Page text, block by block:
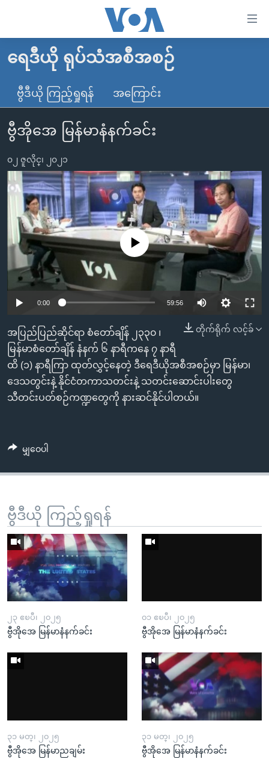
လွယ်ကူ
သည့်
Link
များ
ပင်မ
အကြောင်းအရာ
သို့
ကြည့်
ရန်
အ
ညွန်း
စာမျက်နှာ
ကျော်
ကြည့်
ရန်
ရှာဖွေ
ရန်
ကျော်
မူလစာမျက်နှာ
မြန်မာ
ကမ္ဘာ့သတင်းများ
နိုင်ငံတကာ
တရုတ်
အစ္စရေး-ပါလက်စတိုင်း
ဗွီဒီယို
ရပ်ဝန်းတခု လမ်းတခု အလွန်
အင်္ဂလိပ်စာလေ့လာမယ်
အမေရိကန်သုံးအီဒီယံ
မကြေးမုံရဲ့ အင်္ဂလိပ်စာ
ရုပ်ရှင်ထဲက အင်္ဂလိပ်စာ
သုတပဒေသာ အင်္ဂလိပ်စာ
အပတ်စဉ်ကဏ္ဍများ
ရေဒီယို
တီဗွီ
ရေဒီယိုနှင့်ရုပ်သံ အချက်အလက်များ
ရေဒီယို/တီဗွီအစီအစဉ်
Learning English
ဘာသာစကားများ
ရေဒီယို ရုပ်သံအစီအစဉ်
ဗွီဒီယို ကြည့်ရှုရန် အကြောင်း
ဗွီအိုအေ မြန်မာနံနက်ခင်း
၀၂ ဇူလိုင္၊ ၂၀၂၁
No media source currently available
0:00 59:56
တိုက်ရိုက် လင့်ခ်
အပြည်ပြည်ဆိုင်ရာ စံတော်ချိန် ၂၃၃၀ ၊
မြန်မာစံတော်ချိန် နံနက် ၆ နာရီကနေ ၇ နာရီ
ထိ (၁) နာရီကြာ ထုတ်လွှင့်နေတဲ့ ဒီရေဒီယိုအစီအစဉ်မှာ မြန်မာ၊
ဒေသတွင်းနဲ့ နိုင်ငံတကာသတင်းနဲ့ သတင်းဆောင်းပါးတွေ
သီတင်းပတ်စဉ်ကဏ္ဍတွေကို နားဆင်နိုင်ပါတယ်။
မျှဝေပါ
ဗွီဒီယို ကြည့်ရှုရန်
၂၃ ဧၿပီ၊ ၂၀၂၅
ဗွီအိုအေ မြန်မာနံနက်ခင်း
၀၁ ဧၿပီ၊ ၂၀၂၅
ဗွီအိုအေ မြန်မာနံနက်ခင်း
၃၁ မတ္၊ ၂၀၂၅
ဗွီအိုအေ မြန်မာညချမ်း
၃၁ မတ္၊ ၂၀၂၅
ဗွီအိုအေ မြန်မာနံနက်ခင်း